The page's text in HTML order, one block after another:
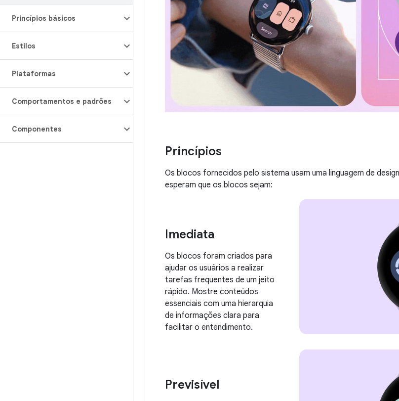
Princípios básicos
Estilos
Plataformas
Comportamentos e padrões
Componentes
Princípios
Os blocos fornecidos pelo sistema usam uma linguagem de
esperam que os blocos sejam:
Imediata
Os blocos foram criados para
ajudar os usuários a realizar
tarefas frequentes de um jeito
rápido. Mostre conteúdos
essenciais com uma hierarquia
de informações clara para
facilitar o entendimento.
Previsível